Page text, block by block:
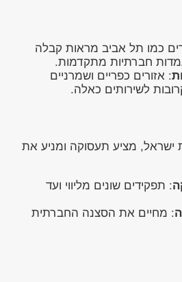
כמו תל אביב מראות קבלה
חברתיות מתקדמות.
: אזורים כפריים ושמרניים
לשירותים כאלה.
ישראל, מציע תעסוקה ומניע את
: תפקידים שונים מליווי ועד
: מחיים את הסצנה החברתית